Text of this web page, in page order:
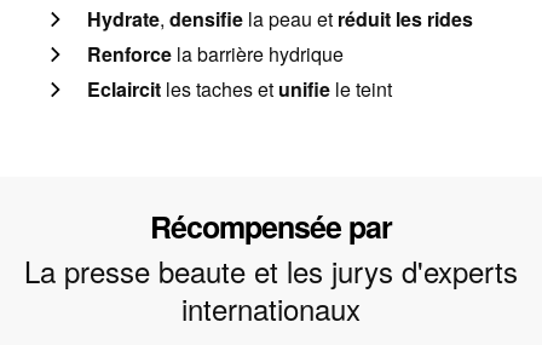
Hydrate, densifie la peau et réduit les rides
Renforce la barrière hydrique
Eclaircit les taches et unifie le teint
Récompensée par
La presse beaute et les jurys d'experts
internationaux